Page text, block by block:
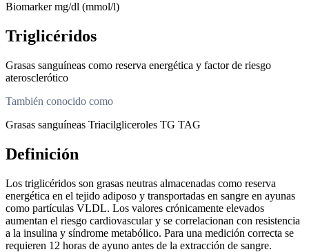
Biomarkermg/dl (mmol/l)
Triglicéridos
Grasas sanguíneas como reserva energética y factor de riesgo
aterosclerótico
También conocido como
Grasas sanguíneas Triacilgliceroles TG TAG
Definición
Los triglicéridos son grasas neutras almacenadas como reserva
energética en el tejido adiposo y transportadas en sangre en ayunas
como partículas VLDL. Los valores crónicamente elevados
aumentan el riesgo cardiovascular y se correlacionan con resistencia
a la insulina y síndrome metabólico. Para una medición correcta se
requieren 12 horas de ayuno antes de la extracción de sangre.